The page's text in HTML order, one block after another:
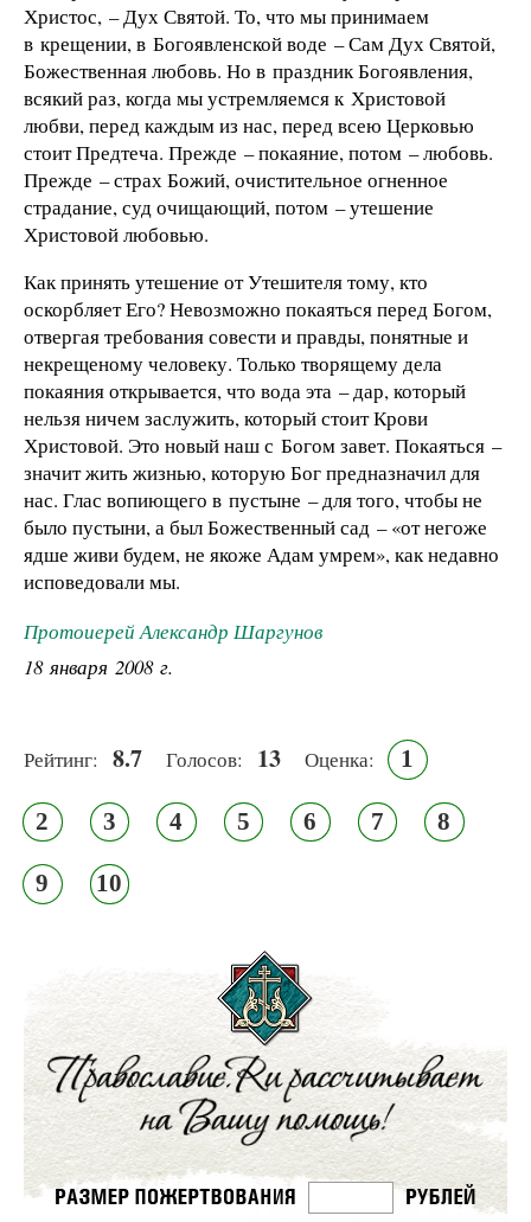
Христос, – Дух Святой. То, что мы принимаем
в крещении, в Богоявленской воде – Сам Дух Святой,
Божественная любовь. Но в праздник Богоявления,
всякий раз, когда мы устремляемся к Христовой
любви, перед каждым из нас, перед всею Церковью
стоит Предтеча. Прежде – покаяние, потом – любовь.
Прежде – страх Божий, очистительное огненное
страдание, суд очищающий, потом – утешение
Христовой любовью.
Как принять утешение от Утешителя тому, кто
оскорбляет Его? Невозможно покаяться перед Богом,
отвергая требования совести и правды, понятные и
некрещеному человеку. Только творящему дела
покаяния открывается, что вода эта – дар, который
нельзя ничем заслужить, который стоит Крови
Христовой. Это новый наш с Богом завет. Покаяться –
значит жить жизнью, которую Бог предназначил для
нас. Глас вопиющего в пустыне – для того, чтобы не
было пустыни, а был Божественный сад – «от негоже
ядше живи будем, не якоже Адам умрем», как недавно
исповедовали мы.
Протоиерей Александр Шаргунов
18 января 2008 г.
Рейтинг: 8.7 Голосов: 13 Оценка: 1
2 3 4 5 6 7 8
9 10